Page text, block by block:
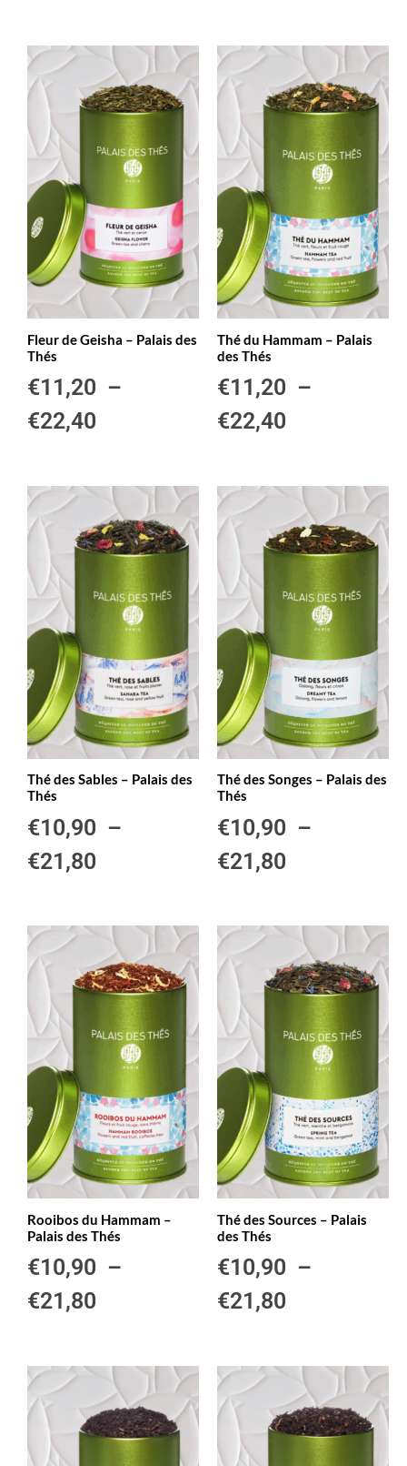
Fleur de Geisha – Palais des
Thés
€11,20 –
€22,40
Thé du Hammam – Palais
des Thés
€11,20 –
€22,40
Thé des Sables – Palais des
Thés
€10,90 –
€21,80
Thé des Songes – Palais des
Thés
€10,90 –
€21,80
Rooibos du Hammam –
Palais des Thés
€10,90 –
€21,80
Thé des Sources – Palais
des Thés
€10,90 –
€21,80